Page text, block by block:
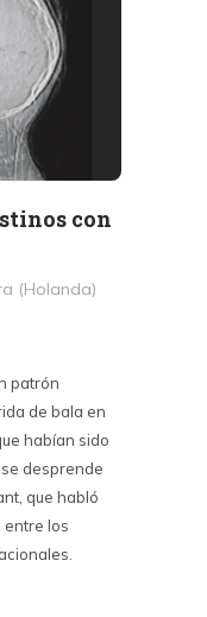
con
(Holanda)
patrón
de bala en
habían sido
desprende
que habló
entre los